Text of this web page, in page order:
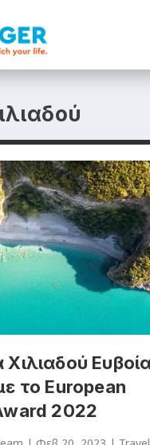
το European
2022